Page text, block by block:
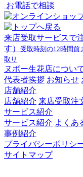
お電話で相談
来店受取サービスで
す） 受取時刻の12時間前
取り
ヌボー生花店につい
代表者挨拶 お知らせ
店舗紹介
店舗紹介 来店受取注
サービス紹介
サービス紹介 よくあ
事例紹介
プライバシーポリシ
サイトマップ